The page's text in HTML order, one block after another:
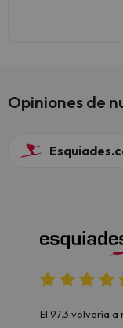
Opiniones de
El 97.3 volvería